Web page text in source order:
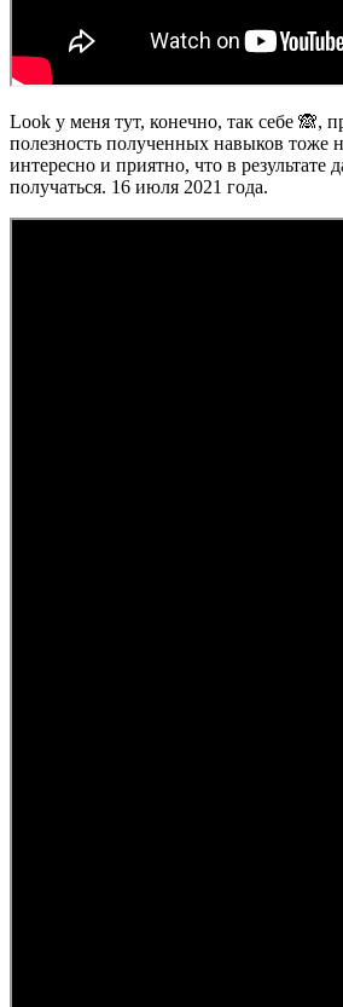
Look у меня тут, конечно, так себе 🙈,
полезность полученных навыков тоже
интересно и приятно, что в результате
получаться. 16 июля 2021 года.